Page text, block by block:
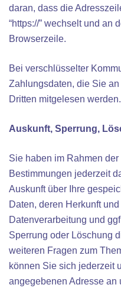
daran, dass die
“https://” wechselt und an
Browserzeile.
Bei verschlüsselter
Zahlungsdaten, die Sie
Dritten mitgelesen werden.
Auskunft, Sperrung,
Sie haben im Rahmen
Bestimmungen jederzeit
Auskunft über Ihre
Daten, deren Herkunft
Datenverarbeitung und
Sperrung oder Löschung
weiteren Fragen zum
können Sie sich jederzeit
angegebenen Adresse an